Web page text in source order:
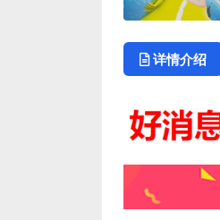
详情介绍